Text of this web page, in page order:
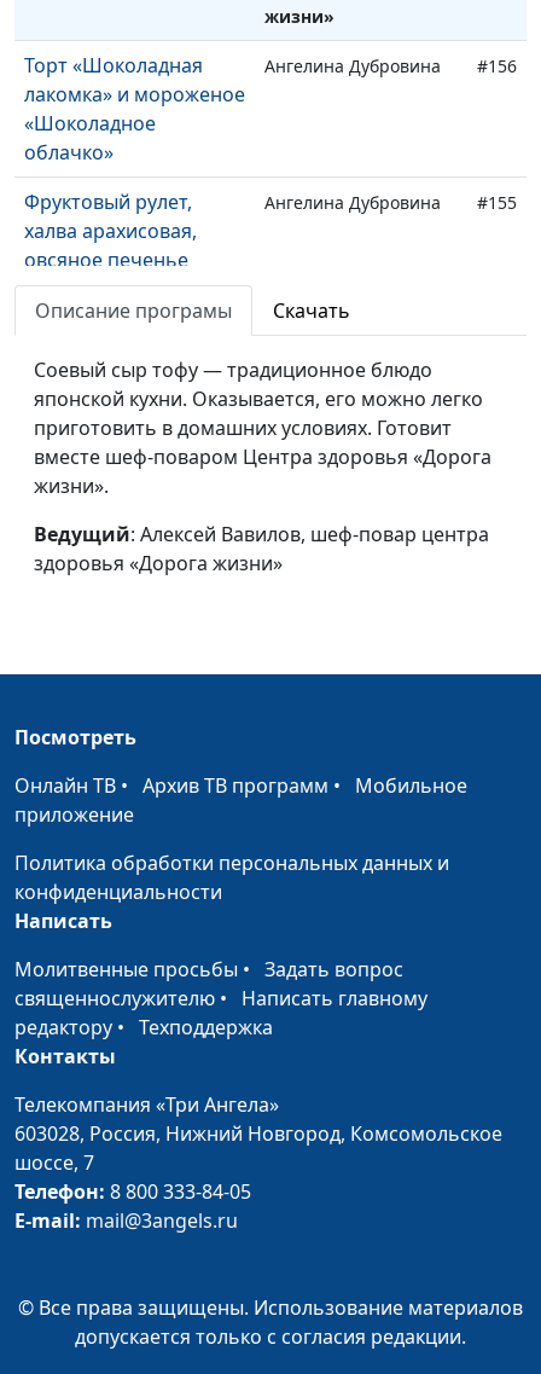
жизни»
Торт «Шоколадная
лакомка» и мороженое
«Шоколадное
облачко»
Ангелина Дубровина #156
Фруктовый рулет,
халва арахисовая,
овсяное печенье
«Ежик»
Ангелина Дубровина #155
паштет из
пророщенной
чечевицы
Ангелина Дубровина #154
Рулет с пророщенной
свежей капусты по-
корейски
Ангелина Дубровина
чечевицей и овощной
Пирог «Дружная
семейка»
Два салата: с
сухариками и красной
фасолью
Тыквенный суп и
соевый омлет
Фасолево-гречневые
котлеты с чесночным
сырным соусом
Анна Рыжова
Овощная запеканка с
чечевицей и
томатным соусом
Салаты с адыгейской
Живая каша, зеленый
коктейль и ягодные
Светлана Приписнова #145
Описание програмы Скачать
Соевый сыр тофу — традиционное блюдо
японской кухни. Оказывается, его можно легко
приготовить в домашних условиях. Готовит
вместе шеф-поваром Центра здоровья «Дорога
жизни».
Ведущий: Алексей Вавилов, шеф-повар центра
здоровья «Дорога жизни»
Посмотреть
Онлайн ТВ • Архив ТВ программ • Мобильное
приложение
Политика обработки персональных данных и
конфиденциальности
Написать
Молитвенные просьбы • Задать вопрос
священнослужителю • Написать главному
редактору • Техподдержка
Контакты
Телекомпания «Три Ангела»
603028, Россия, Нижний Новгород, Комсомольское
шоссе, 7
Телефон: 8 800 333-84-05
E-mail: mail@3angels.ru
© Все права защищены. Использование материалов
допускается только с согласия редакции.